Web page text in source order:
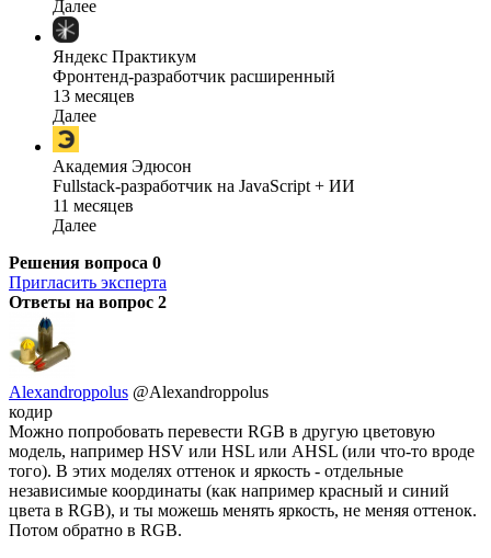
Далее
Яндекс Практикум
Фронтенд-разработчик расширенный
13 месяцев
Далее
Академия Эдюсон
Fullstack-разработчик на JavaScript + ИИ
11 месяцев
Далее
Решения вопроса 0
Пригласить эксперта
Ответы на вопрос 2
Alexandroppolus @Alexandroppolus
кодир
Можно попробовать перевести RGB в другую цветовую
модель, например HSV или HSL или AHSL (или что-то вроде
того). В этих моделях оттенок и яркость - отдельные
независимые координаты (как например красный и синий
цвета в RGB), и ты можешь менять яркость, не меняя оттенок.
Потом обратно в RGB.